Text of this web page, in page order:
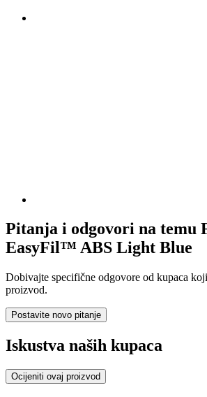
Pitanja i odgovori na temu
EasyFil™ ABS Light Blue
Dobivajte specifične odgovore od kupaca
proizvod.
Postavite novo pitanje
Iskustva naših kupaca
Ocijeniti ovaj proizvod